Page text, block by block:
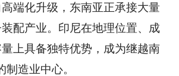
端化升级，东南亚正承接大量
配产业。印尼在地理位置、成
上具备独特优势，成为继越南
造业中心。